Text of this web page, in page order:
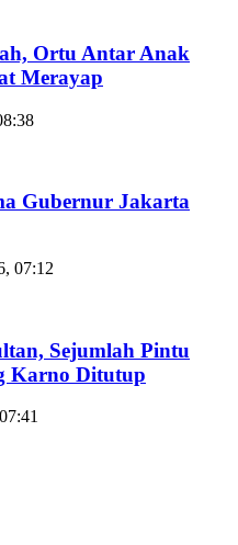
Ortu Antar Anak
Merayap
Gubernur Jakarta
07:12
Sejumlah Pintu
Karno Ditutup